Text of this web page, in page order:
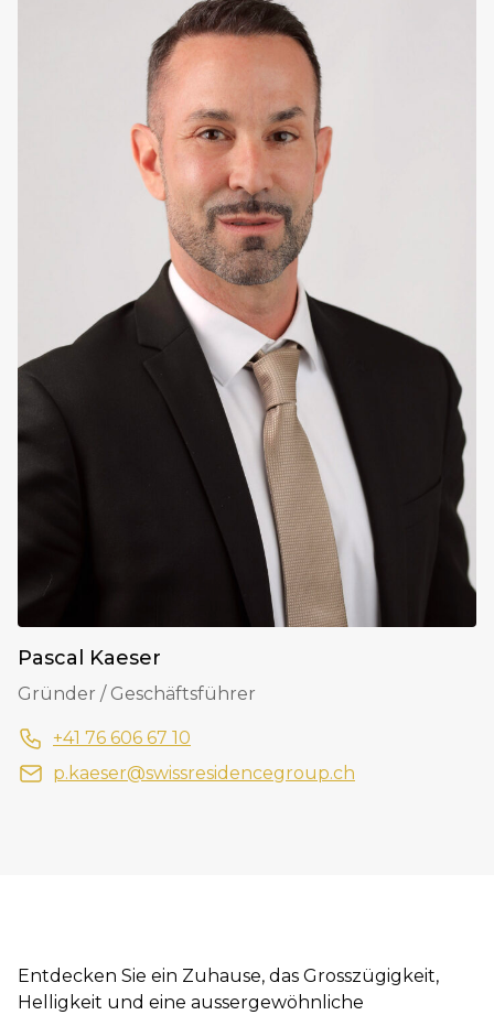
Pascal Kaeser
Gründer / Geschäftsführer
+41 76 606 67 10
p.kaeser@swissresidencegroup.ch
Entdecken Sie ein Zuhause, das Grosszügigkeit,
Helligkeit und eine aussergewöhnliche